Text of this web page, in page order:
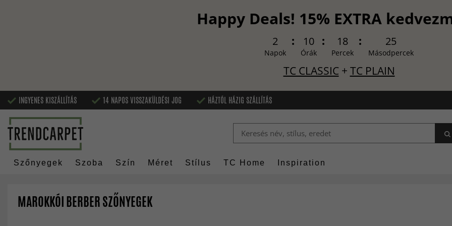
Happy Deals! 15% EXTRA
2
Napok
10
Órák
18
Percek
24
Másodpercek
TC CLASSIC+ TC PLAIN
INGYENES KISZÁLLÍTÁS 14 NAPOS VISSZAKÜLDÉSI JOG HÁZTÓL HÁZIG SZÁLLÍTÁS
Szőnyegek Szoba Szín Méret Stílus TC Home Inspiration
MAROKKÓI BERBER SZŐNYEGEK